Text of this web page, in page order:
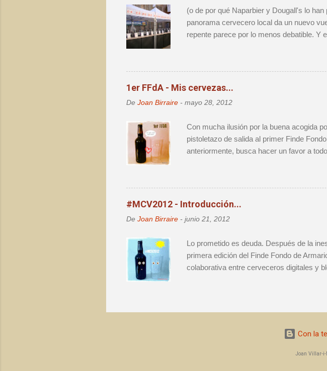
c
o
m
e
n
t
o
(o de por qué Naparbier y Dougall's lo
panorama cervecero local da un nuevo
repente parece por lo menos debatible. Y
lo mismo. No obstante, voy a mojarme y
cerveza, pues creo que marca un punto
Barcelona no pudo atender a mucha de la
1er FFdA - Mis cervezas...
De Joan Birraire - mayo 28, 2012
Con mucha ilusión por la buena acogida
pistoletazo de salida al primer Finde
anteriormente, busca hacer un favor a
algo y degustar cervezas de las que no
cervezas especiales. En el anterior post
incógnita de una "Tapada" de etiqueta
degustadas por mi parte. Sí, es el de
#MCV2012 - Introducción...
De Joan Birraire - junio 21, 2012
Lo prometido es deuda. Después de la
primera edición del Finde Fondo de
colaborativa entre cerveceros digitales y
márqueting del blog hemos decidido
financiera en la que estamos
FFdA, con algunos retoques. Así, de
Con la
Joan Villar-